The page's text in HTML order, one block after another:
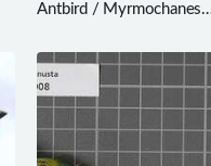
Antbird / Myrmochanes